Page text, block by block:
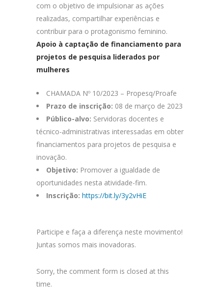
com o objetivo de impulsionar as ações
realizadas, compartilhar experiências e
contribuir para o protagonismo feminino.
Apoio à captação de financiamento para
projetos de pesquisa liderados por
mulheres
CHAMADA Nº 10/2023 – Propesq/Proafe
Prazo de inscrição: 08 de março de 2023
Público-alvo: Servidoras docentes e
técnico-administrativas interessadas em obter
financiamentos para projetos de pesquisa e
inovação.
Objetivo: Promover a igualdade de
oportunidades nesta atividade-fim.
Inscrição: https://bit.ly/3y2vHiE
Participe e faça a diferença neste movimento!
Juntas somos mais inovadoras.
Sorry, the comment form is closed at this
time.